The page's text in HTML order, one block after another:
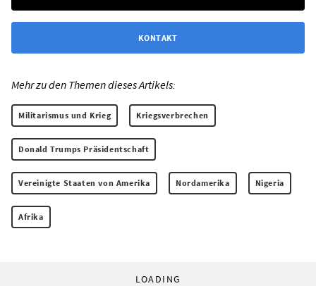
KONTAKT
Mehr zu den Themen dieses Artikels:
Militarismus und Krieg Kriegsverbrechen
Donald Trumps Präsidentschaft
Vereinigte Staaten von Amerika Nordamerika Nigeria
Afrika
LOADING